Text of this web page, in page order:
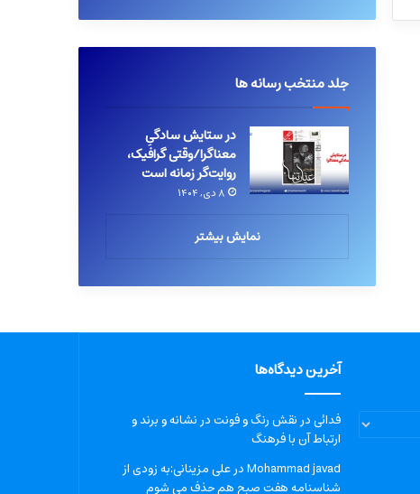
جلد منتخب رسانه ها
در ستایش سادگیِ
معناگرا/وقتی گرافیک،
روایت‌گر زمانه است
۸ دی, ۱۴۰۴
نمایش بیشتر
آخرین دیدگاه‌ها
فدائیدرنقش رنگ و فونت در نشانه و برند و
ارتباط آن با فرهنگ
Mohammad javadدرعلی مزینانی:به زودی از
شناسنامه هفت صبح هم حذف می شوم